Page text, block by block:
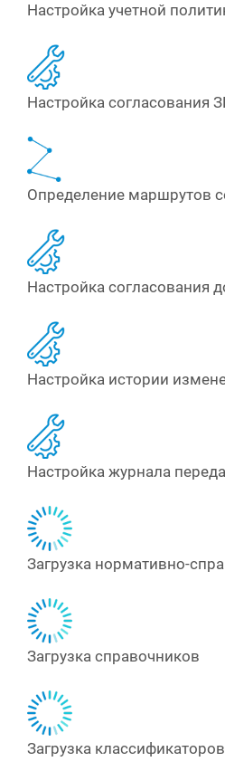
Настройка учетной
Настройка согласования
Определение маршрутов
Настройка согласования
Настройка истории
Настройка журнала
Загрузка нормативно-
Загрузка справочников
Загрузка классификаторов